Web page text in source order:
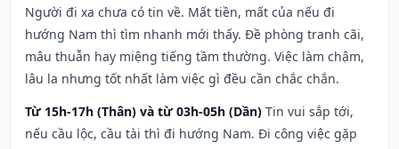
Người đi xa chưa có tin về. Mất tiền, mất của nếu đi
hướng Nam thì tìm nhanh mới thấy. Đề phòng tranh cãi,
mâu thuẫn hay miệng tiếng tầm thường. Việc làm chậm,
lâu la nhưng tốt nhất làm việc gì đều cần chắc chắn.
Từ 15h-17h (Thân) và từ 03h-05h (Dần) Tin vui sắp tới,
nếu cầu lộc, cầu tài thì đi hướng Nam. Đi công việc gặp